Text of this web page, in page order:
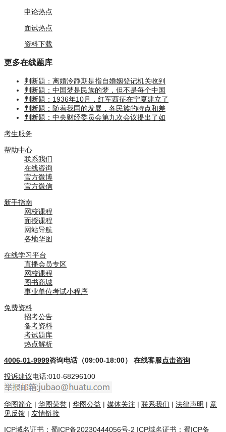
申论热点
面试热点
资料下载
更多在线题库
判断题：离婚冷静期是指自婚姻登记机关收到
判断题：中国梦是民族的梦，但不是每个中国
判断题：1936年10月，红军西征在宁夏建立了
判断题：随着我国的发展，各民族的特点和差
判断题：中央财经委员会第九次会议提出了如
考生服务
帮助中心
联系我们
在线咨询
官方微博
官方微信
新手指南
网校课程
面授课程
网站导航
各地华图
在线学习平台
直播会员专区
网校课程
图书商城
事业单位考试小程序
免费资料
招考公告
备考资料
考试题库
热点解析
4006-01-9999咨询电话（09:00-18:00） 在线客服点击咨询
投诉建议电话:010-68296100
华图简介 | 华图荣誉 | 华图公益 | 媒体关注 | 联系我们 | 法律声明 | 意
见反馈 | 友情链接
ICP域名证书：蜀ICP备20230444056号-2 ICP域名证书：蜀ICP备